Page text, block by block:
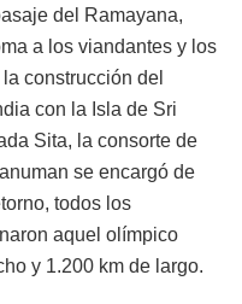
del Ramayana,
a los viandantes y los
construcción del
con la Isla de Sri
Sita, la consorte de
se encargó de
todos los
aquel olímpico
y 1.200 km de largo.